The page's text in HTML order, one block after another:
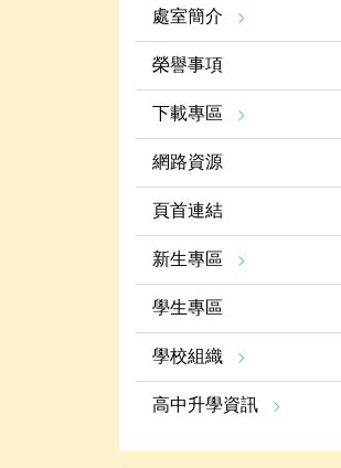
處室簡介
榮譽事項
下載專區
網路資源
頁首連結
新生專區
學生專區
學校組織
高中升學資訊